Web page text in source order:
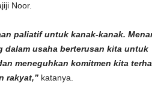
Noor.
paliatif untuk kanak-kanak.
dalam usaha berterusan kita untuk
meneguhkan komitmen kita
rakyat,” katanya.